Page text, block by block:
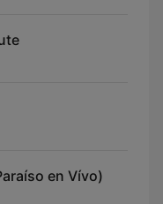
en Vívo)